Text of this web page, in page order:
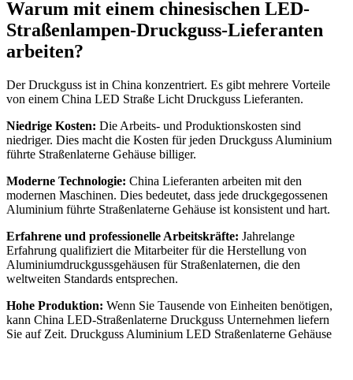
Warum mit einem chinesischen LED-
Straßenlampen-Druckguss-Lieferanten
arbeiten?
Der Druckguss ist in China konzentriert. Es gibt mehrere Vorteile
von einem China LED Straße Licht Druckguss Lieferanten.
Niedrige Kosten: Die Arbeits- und Produktionskosten sind
niedriger. Dies macht die Kosten für jeden Druckguss Aluminium
führte Straßenlaterne Gehäuse billiger.
Moderne Technologie: China Lieferanten arbeiten mit den
modernen Maschinen. Dies bedeutet, dass jede druckgegossenen
Aluminium führte Straßenlaterne Gehäuse ist konsistent und hart.
Erfahrene und professionelle Arbeitskräfte: Jahrelange
Erfahrung qualifiziert die Mitarbeiter für die Herstellung von
Aluminiumdruckgussgehäusen für Straßenlaternen, die den
weltweiten Standards entsprechen.
Hohe Produktion: Wenn Sie Tausende von Einheiten benötigen,
kann China LED-Straßenlaterne Druckguss Unternehmen liefern
Sie auf Zeit. Druckguss Aluminium LED Straßenlaterne Gehäuse